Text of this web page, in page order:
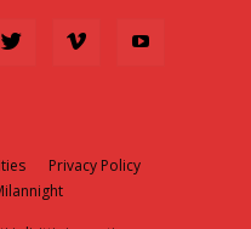
Privacy Policy